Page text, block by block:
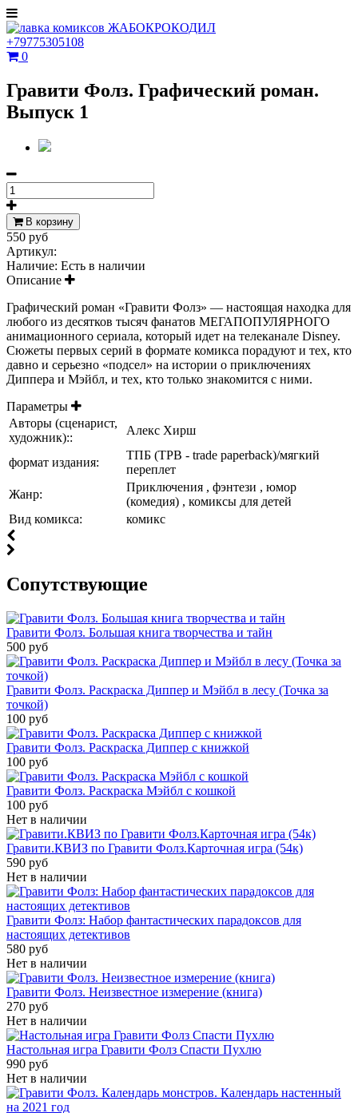
+79775305108
0
Гравити Фолз. Графический роман.
Выпуск 1
В корзину
550 руб
Артикул:
Наличие: Есть в наличии
Описание
Графический роман «Гравити Фолз» — настоящая находка для
любого из десятков тысяч фанатов МЕГАПОПУЛЯРНОГО
анимационного сериала, который идет на телеканале Disney.
Сюжеты первых серий в формате комикса порадуют и тех, кто
давно и серьезно «подсел» на истории о приключениях
Диппера и Мэйбл, и тех, кто только знакомится с ними.
Параметры
Авторы (сценарист,
художник)::
Алекс Хирш
формат издания:
ТПБ (TPB - trade paperback)/мягкий
переплет
Жанр:
Приключения , фэнтези , юмор
(комедия) , комиксы для детей
Вид комикса:
комикс
Cопутствующие
Гравити Фолз. Большая книга творчества и тайн
500 руб
Гравити Фолз. Раскраска Диппер и Мэйбл в лесу (Точка за
точкой)
100 руб
Гравити Фолз. Раскраска Диппер с книжкой
100 руб
Гравити Фолз. Раскраска Мэйбл с кошкой
100 руб
Нет в наличии
Гравити.КВИЗ по Гравити Фолз.Карточная игра (54к)
590 руб
Нет в наличии
Гравити Фолз: Набор фантастических парадоксов для
настоящих детективов
580 руб
Нет в наличии
Гравити Фолз. Неизвестное измерение (книга)
270 руб
Нет в наличии
Настольная игра Гравити Фолз Спасти Пухлю
990 руб
Нет в наличии